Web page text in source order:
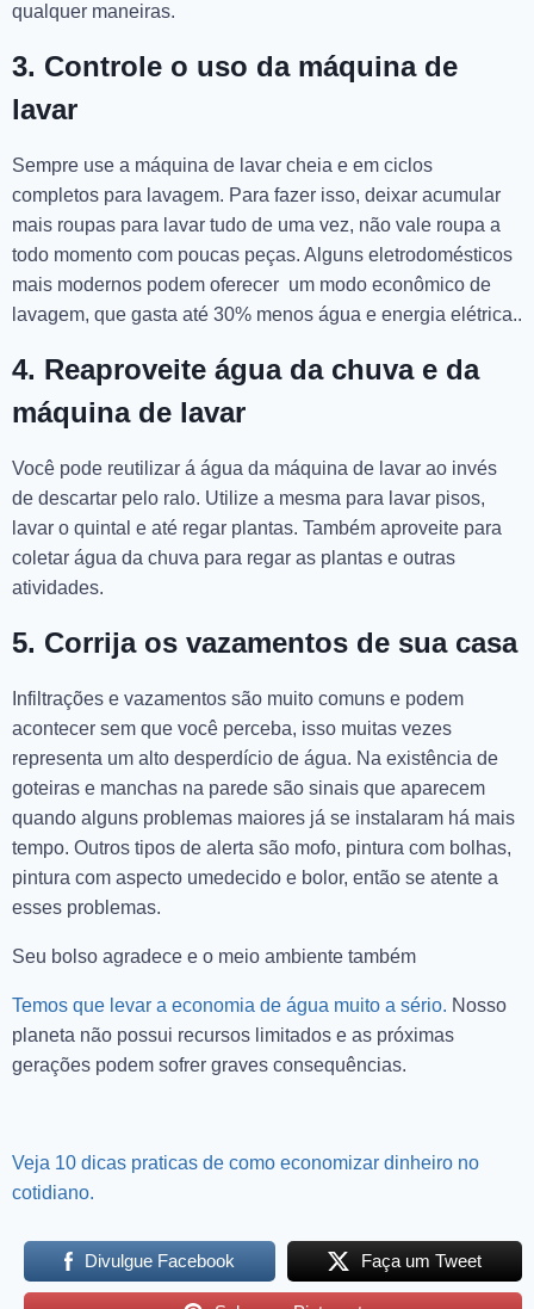
qualquer maneiras.
3. Controle o uso da máquina de
lavar
Sempre use a máquina de lavar cheia e em ciclos
completos para lavagem. Para fazer isso, deixar acumular
mais roupas para lavar tudo de uma vez, não vale roupa a
todo momento com poucas peças. Alguns eletrodomésticos
mais modernos podem oferecer um modo econômico de
lavagem, que gasta até 30% menos água e energia elétrica..
4. Reaproveite água da chuva e da
máquina de lavar
Você pode reutilizar á água da máquina de lavar ao invés
de descartar pelo ralo. Utilize a mesma para lavar pisos,
lavar o quintal e até regar plantas. Também aproveite para
coletar água da chuva para regar as plantas e outras
atividades.
5. Corrija os vazamentos de sua casa
Infiltrações e vazamentos são muito comuns e podem
acontecer sem que você perceba, isso muitas vezes
representa um alto desperdício de água. Na existência de
goteiras e manchas na parede são sinais que aparecem
quando alguns problemas maiores já se instalaram há mais
tempo. Outros tipos de alerta são mofo, pintura com bolhas,
pintura com aspecto umedecido e bolor, então se atente a
esses problemas.
Seu bolso agradece e o meio ambiente também
Temos que levar a economia de água muito a sério. Nosso
planeta não possui recursos limitados e as próximas
gerações podem sofrer graves consequências.
Veja 10 dicas praticas de como economizar dinheiro no
cotidiano.
Divulgue Facebook Faça um Tweet